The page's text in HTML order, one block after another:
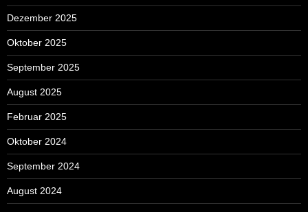
Dezember 2025
Oktober 2025
September 2025
August 2025
Februar 2025
Oktober 2024
September 2024
August 2024